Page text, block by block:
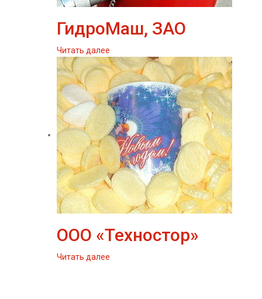
ГидроМаш, ЗАО
Читать далее
ООО «Техностор»
Читать далее